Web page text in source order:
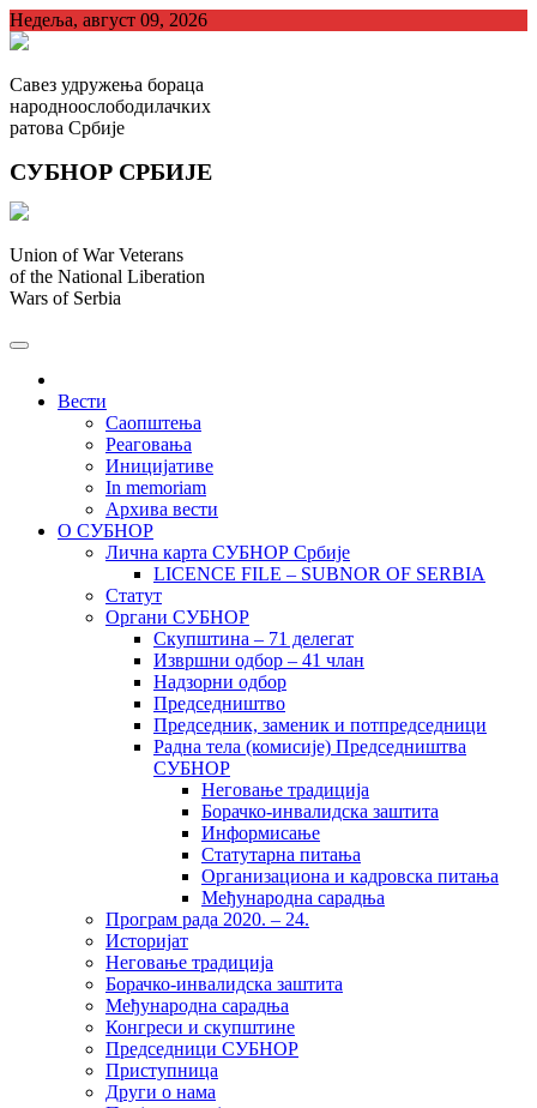
Skip
to
Недеља, август 09, 2026
Савез удружења бораца
народноослободилачких
ратова Србије
СУБНОР СРБИЈЕ
Union of War Veterans
of the National Liberation
Wars of Serbia
Вести
Саопштења
Реаговања
Иницијативе
In memoriam
Архива вести
О СУБНОР
Лична карта СУБНОР Србије
LICENCE FILE – SUBNOR OF SERBIA
Статут
Органи СУБНОР
Скупштина – 71 делегат
Извршни одбор – 41 члан
Надзорни одбор
Председништво
Председник, заменик и потпредседници
Радна тела (комисије) Председништва
СУБНОР
Неговање традиција
Борачко-инвалидска заштита
Информисање
Статутарна питања
Организациона и кадровска питања
Међународна сарадња
Програм рада 2020. – 24.
Историјат
Неговање традиција
Борачко-инвалидска заштита
Међународна сарадња
Конгреси и скупштине
Председници СУБНОР
Приступница
Други о нама